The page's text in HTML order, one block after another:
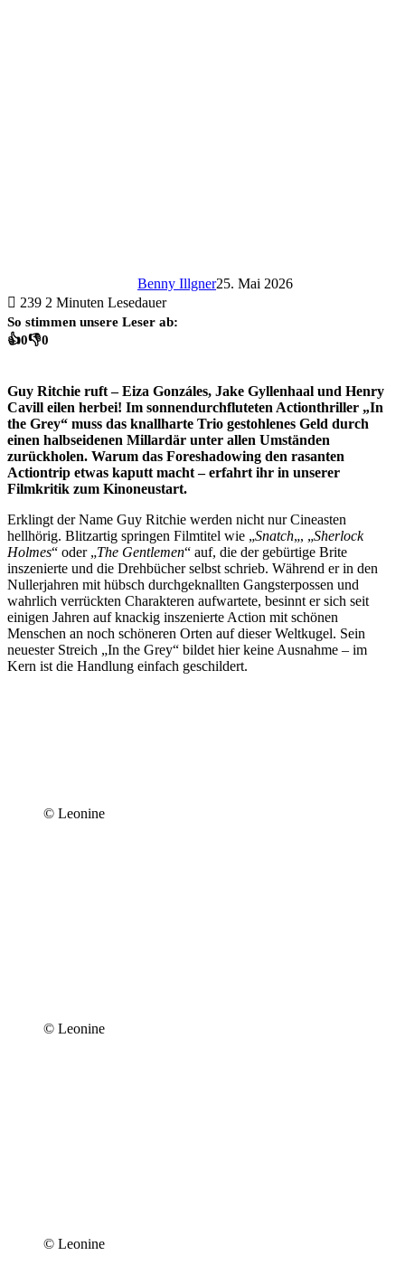
Benny Illgner25. Mai 2026
239 2 Minuten Lesedauer
So stimmen unsere Leser ab:
👍0👎0
Guy Ritchie ruft – Eiza Gonzáles, Jake Gyllenhaal und Henry
Cavill eilen herbei! Im sonnendurchfluteten Actionthriller „In
the Grey“ muss das knallharte Trio gestohlenes Geld durch
einen halbseidenen Millardär unter allen Umständen
zurückholen. Warum das Foreshadowing den rasanten
Actiontrip etwas kaputt macht – erfahrt ihr in unserer
Filmkritik zum Kinoneustart.
Erklingt der Name Guy Ritchie werden nicht nur Cineasten
hellhörig. Blitzartig springen Filmtitel wie „Snatch„, „Sherlock
Holmes“ oder „The Gentlemen“ auf, die der gebürtige Brite
inszenierte und die Drehbücher selbst schrieb. Während er in den
Nullerjahren mit hübsch durchgeknallten Gangsterpossen und
wahrlich verrückten Charakteren aufwartete, besinnt er sich seit
einigen Jahren auf knackig inszenierte Action mit schönen
Menschen an noch schöneren Orten auf dieser Weltkugel. Sein
neuester Streich „In the Grey“ bildet hier keine Ausnahme – im
Kern ist die Handlung einfach geschildert.
© Leonine
© Leonine
© Leonine